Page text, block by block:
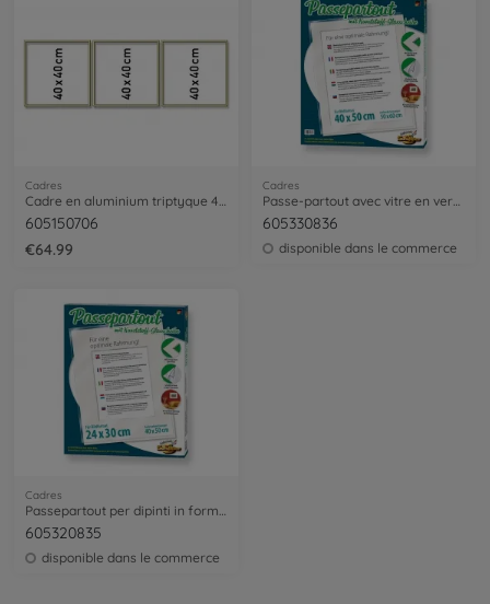
Cadres
Cadre en aluminium triptyque 40 x 120 cm
605150706
€64.99
Cadres
Passe-partout avec vitre en verre synthétique pour un tableau de format 40 x 50 cm
605330836
disponible dans le commerce
Cadres
605320835
disponible dans le commerce